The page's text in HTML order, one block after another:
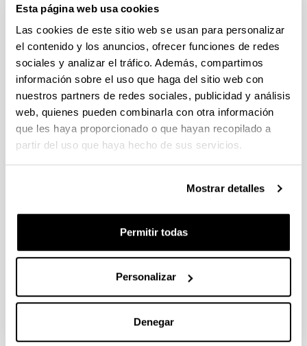
Esta página web usa cookies
Las cookies de este sitio web se usan para personalizar
el contenido y los anuncios, ofrecer funciones de redes
sociales y analizar el tráfico. Además, compartimos
información sobre el uso que haga del sitio web con
nuestros partners de redes sociales, publicidad y análisis
web, quienes pueden combinarla con otra información
que les haya proporcionado o que hayan recopilado a
partir del uso que haya hecho de sus servicios.
Mostrar detalles
Permitir todas
Personalizar
Denegar
Abierto el plazo de presentación (Fecha de fin del plazo de
presentación: 30/09/2026)
Plazo interno EHU documentación solicitudes : 15 de
septiembre de 2026
CONVOCATORIA PARA LA CONTRATACIÓN DE
PERSONAL INVESTIGADOR EN FORMACIÓN EN LA EHU
(2026)
Plazo de presentación cerrado: 15/06/2026 - 06/07/2026 23:59
PESQUERO Y ALIMENTARIO VASCO 2026-IKERTALENT
Plazo de presentación cerrado: 26/05/2026 - 02/06/2026
(12/06/2026) Listado provisional de solicitudes seleccionadas
y desestimadas. Plazo de presentación de alegaciones: hasta
el 17 de junio de 2026, inclusive.
1 2 3 ... 95